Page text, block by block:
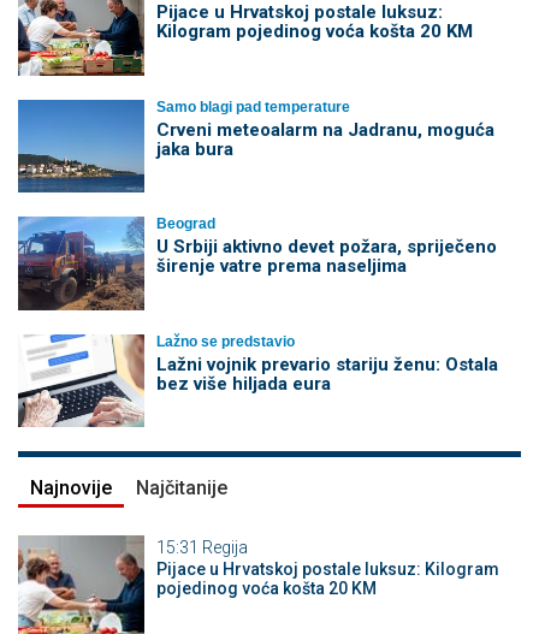
Pijace u Hrvatskoj postale luksuz:
Kilogram pojedinog voća košta 20 KM
Samo blagi pad temperature
Crveni meteoalarm na Jadranu, moguća
jaka bura
Beograd
U Srbiji aktivno devet požara, spriječeno
širenje vatre prema naseljima
Lažno se predstavio
Lažni vojnik prevario stariju ženu: Ostala
bez više hiljada eura
Najnovije Najčitanije
15:31 Regija
Pijace u Hrvatskoj postale luksuz: Kilogram
pojedinog voća košta 20 KM